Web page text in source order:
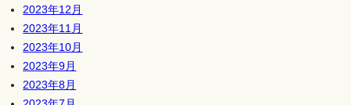
2023年12月
2023年11月
2023年10月
2023年9月
2023年8月